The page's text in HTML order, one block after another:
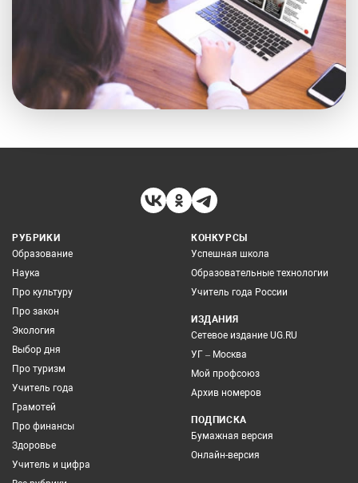
РУБРИКИ
Образование
Наука
Про культуру
Про закон
Экология
Выбор дня
Про туризм
Учитель года
Грамотей
Про финансы
Здоровье
Учитель и цифра
КОНКУРСЫ
Успешная школа
Образовательные технологии
Учитель года России
ИЗДАНИЯ
Сетевое издание UG.RU
УГ – Москва
Мой профсоюз
Архив номеров
ПОДПИСКА
Бумажная версия
Онлайн-версия